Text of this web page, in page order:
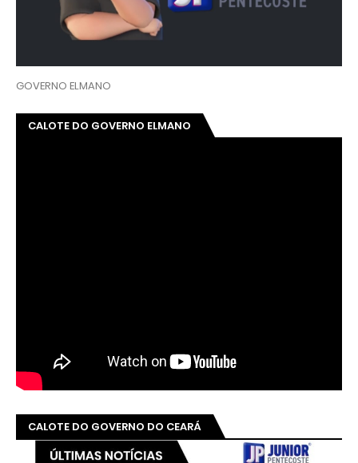
GOVERNO ELMANO
CALOTE DO GOVERNO ELMANO
CALOTE DO GOVERNO DO CEARÁ